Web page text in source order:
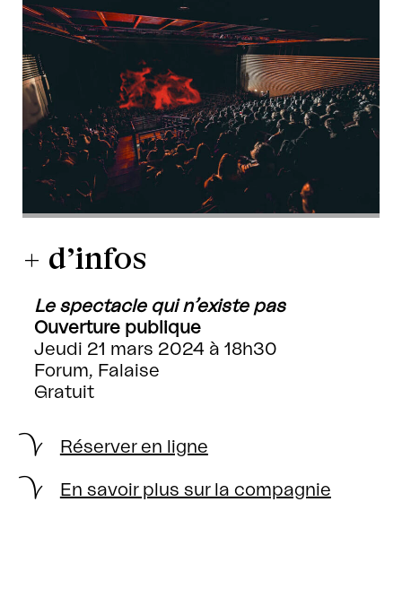
+ d’infos
Le spectacle qui n’existe pas
Ouverture publique
Jeudi 21 mars 2024 à 18h30
Forum, Falaise
Gratuit
Réserver en ligne
En savoir plus sur la compagnie